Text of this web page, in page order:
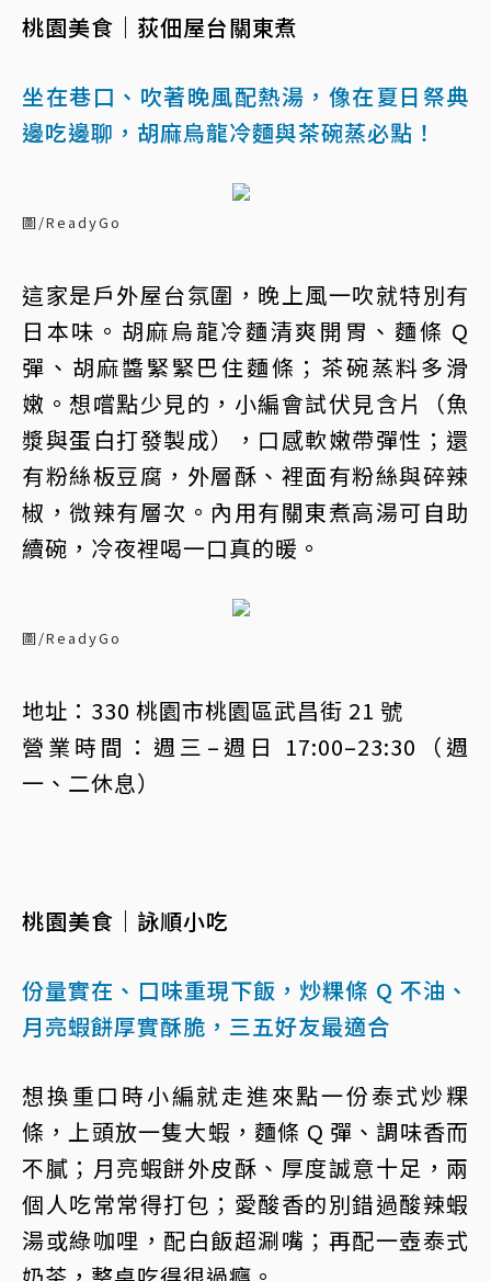
桃園美食｜荻佃屋台關東煮
坐在巷口、吹著晚風配熱湯，像在夏日祭典
邊吃邊聊，胡麻烏龍冷麵與茶碗蒸必點！
圖/ReadyGo
這家是戶外屋台氛圍，晚上風一吹就特別有
日本味。胡麻烏龍冷麵清爽開胃、麵條 Q
彈、胡麻醬緊緊巴住麵條；茶碗蒸料多滑
嫩。想嚐點少見的，小編會試伏見含片（魚
漿與蛋白打發製成），口感軟嫩帶彈性；還
有粉絲板豆腐，外層酥、裡面有粉絲與碎辣
椒，微辣有層次。內用有關東煮高湯可自助
續碗，冷夜裡喝一口真的暖。
圖/ReadyGo
地址：330 桃園市桃園區武昌街 21 號
營業時間：週三–週日 17:00–23:30（週
一、二休息）
桃園美食｜詠順小吃
份量實在、口味重現下飯，炒粿條 Q 不油、
月亮蝦餅厚實酥脆，三五好友最適合
想換重口時小編就走進來點一份泰式炒粿
條，上頭放一隻大蝦，麵條 Q 彈、調味香而
不膩；月亮蝦餅外皮酥、厚度誠意十足，兩
個人吃常常得打包；愛酸香的別錯過酸辣蝦
湯或綠咖哩，配白飯超涮嘴；再配一壺泰式